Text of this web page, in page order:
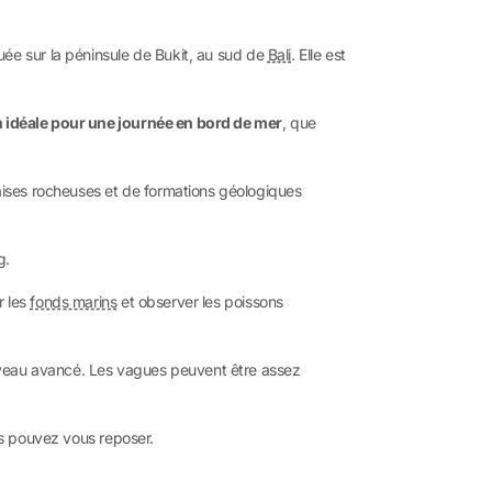
sur la péninsule de Bukit, au sud de Bali. Elle est
pour une journée en bord de mer, que
rocheuses et de formations géologiques
lesfonds marinset observer les poissons
avancé. Les vagues peuvent être assez
pouvez vous reposer.